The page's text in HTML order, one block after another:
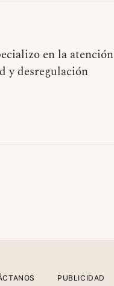
en la atención
y desregulación
PUBLICIDAD